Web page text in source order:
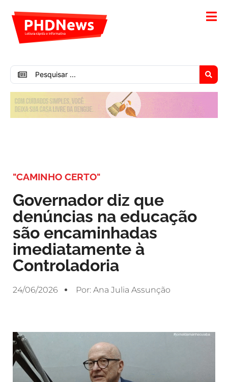
"CAMINHO CERTO"
Governador diz que
denúncias na educação
são encaminhadas
imediatamente à
Controladoria
24/06/2026 Por: Ana Julia Assunção